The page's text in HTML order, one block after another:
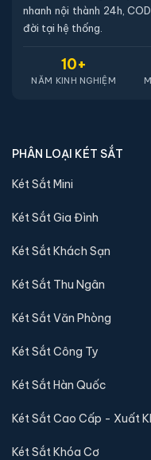
Két sắt mini Bofa
📐 Kích thước:30 x 37.5 x
🛡️ Bảo hành:36 tháng
3,600,000 đ
nhanh nội thành 24h,
đời tại hệ thống.
10+
NĂM KINH NGHIỆM
PHÂN LOẠI KÉT SẮT
Két Sắt Mini
Két Sắt Gia Đình
Két Sắt Khách Sạn
Két Sắt Thu Ngân
Két Sắt Văn Phòng
Két Sắt Công Ty
Két Sắt Hàn Quốc
Két Sắt Cao Cấp - Xuất
Két Sắt Khóa Cơ